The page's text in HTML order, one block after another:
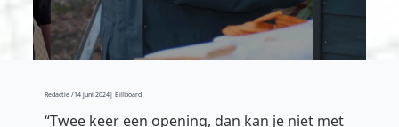
Redactie /14 juni 2024| Billboard
“Twee keer een opening, dan kan je niet met